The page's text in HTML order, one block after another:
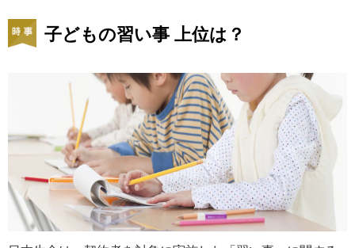
子どもの習い事 上位は？